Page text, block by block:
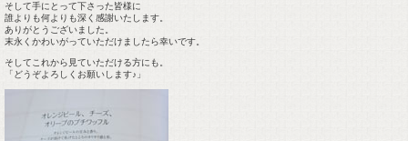
そして手にとって下さった皆様に
誰よりも何よりも深く感謝いたします。
ありがとうございました。
末永くかわいがっていただけましたら幸いです。
そしてこれから見ていただける方にも。
「どうぞよろしくお願いします♪」